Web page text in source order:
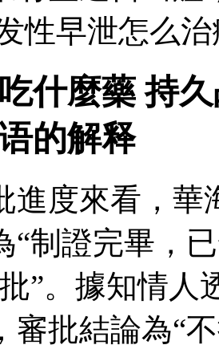
性早泄怎么
什麼藥 持
的解释
進度來看，華
“制證完畢，
”。據知情
審批結論為“